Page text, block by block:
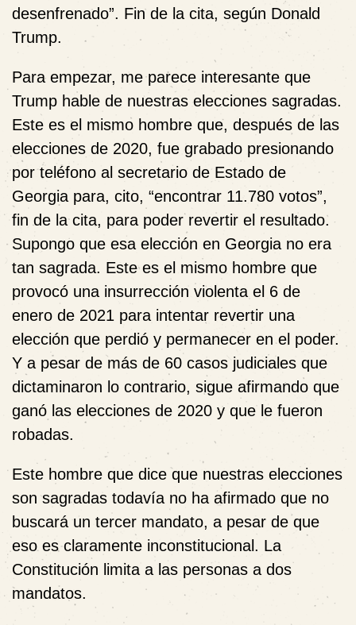
desenfrenado”. Fin de la cita, según Donald
Trump.
Para empezar, me parece interesante que
Trump hable de nuestras elecciones sagradas.
Este es el mismo hombre que, después de las
elecciones de 2020, fue grabado presionando
por teléfono al secretario de Estado de
Georgia para, cito, “encontrar 11.780 votos”,
fin de la cita, para poder revertir el resultado.
Supongo que esa elección en Georgia no era
tan sagrada. Este es el mismo hombre que
provocó una insurrección violenta el 6 de
enero de 2021 para intentar revertir una
elección que perdió y permanecer en el poder.
Y a pesar de más de 60 casos judiciales que
dictaminaron lo contrario, sigue afirmando que
ganó las elecciones de 2020 y que le fueron
robadas.
Este hombre que dice que nuestras elecciones
son sagradas todavía no ha afirmado que no
buscará un tercer mandato, a pesar de que
eso es claramente inconstitucional. La
Constitución limita a las personas a dos
mandatos.